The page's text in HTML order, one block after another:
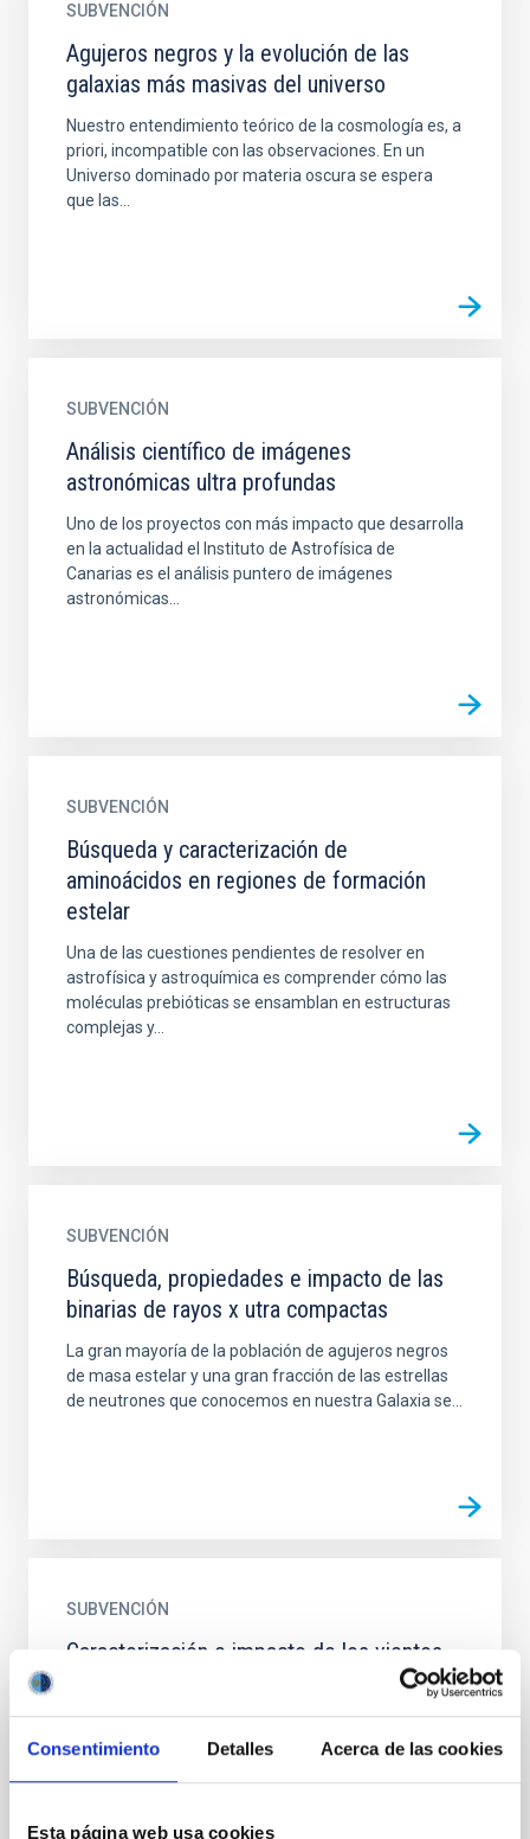
Consentimiento Detalles Acerca de las cookies
Esta página web usa cookies
SUBVENCIÓN
Agujeros negros y la evolución de las
galaxias más masivas del universo
Nuestro entendimiento teórico de la cosmología es, a
priori, incompatible con las observaciones. En un
Universo dominado por materia oscura se espera
que las...
SUBVENCIÓN
Análisis científico de imágenes
astronómicas ultra profundas
Uno de los proyectos con más impacto que desarrolla
en la actualidad el Instituto de Astrofísica de
Canarias es el análisis puntero de imágenes
astronómicas...
SUBVENCIÓN
Búsqueda y caracterización de
aminoácidos en regiones de formación
estelar
Una de las cuestiones pendientes de resolver en
astrofísica y astroquímica es comprender cómo las
moléculas prebióticas se ensamblan en estructuras
complejas y...
SUBVENCIÓN
Búsqueda, propiedades e impacto de las
binarias de rayos x utra compactas
La gran mayoría de la población de agujeros negros
de masa estelar y una gran fracción de las estrellas
de neutrones que conocemos en nuestra Galaxia se...
SUBVENCIÓN
Caracterización e impacto de los vientos
producidos por agujeros negros de masa
estelar
El proyecto tiene como objetivo explotar
observacionalmente las binarias de rayos-X, una
gracias en gran medida...